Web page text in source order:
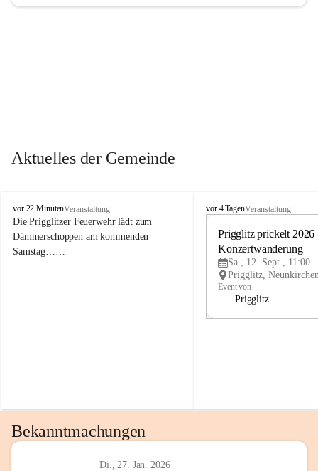
Aktuelles der Gemeinde
P
r
i
g
vor 22 MinutenVeranstaltung
Die Prigglitzer Feuerwehr lädt zum
Dämmerschoppen am kommenden
Samstag……
P
vor 4 TagenVeranstaltung
Prigglitz prickelt 2026
Konzertwanderung
Sa., 12. Sept., 11:00
Event von
Prigglitz
Bekanntmachungen
Di., 27. Jan. 2026